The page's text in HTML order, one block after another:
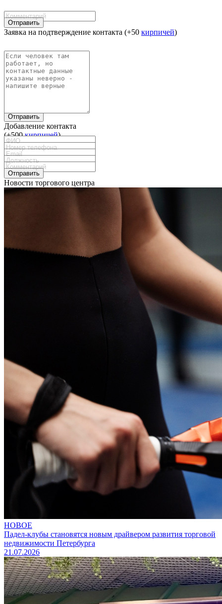
Отправить
Заявка на подтверждение контакта (+50 кирпичей)
Отправить
Добавление контакта
(+500кирпичей)
Отправить
Новости торгового центра
НОВОЕ
Падел-клубы становятся новым драйвером развития торговой
недвижимости Петербурга
21.07.2026